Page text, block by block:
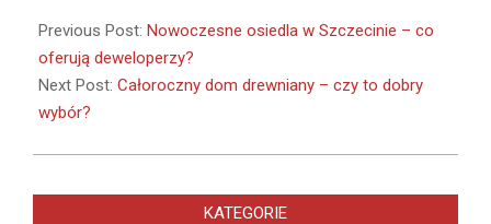
02-
27
Previous Post: Nowoczesne osiedla w Szczecinie – co
oferują deweloperzy?
Next Post: Całoroczny dom drewniany – czy to dobry
wybór?
KATEGORIE